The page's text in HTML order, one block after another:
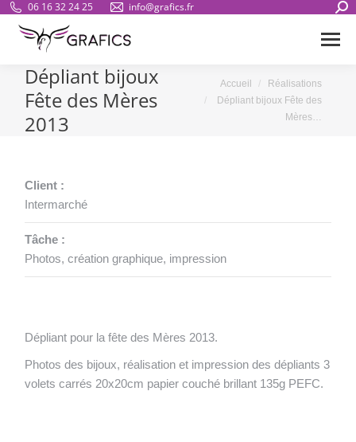
06 16 32 24 25 info@grafics.fr
Dépliant bijoux
Fête des Mères
2013
Vous êtes ici :
Accueil
Réalisations
Dépliant bijoux Fête des
Mères…
Client :
Intermarché
Tâche :
Photos, création graphique, impression
Dépliant pour la fête des Mères 2013.
Photos des bijoux, réalisation et impression des dépliants 3
volets carrés 20x20cm papier couché brillant 135g PEFC.